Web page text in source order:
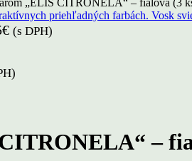
„ELIS CITRONELA“ – fialová (3
€ (s DPH)
–